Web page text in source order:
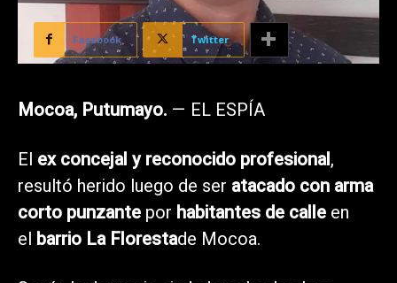
Facebook Twitter
Mocoa, Putumayo. — EL ESPÍA
El ex concejal y reconocido profesional,
resultó herido luego de ser atacado con arma
corto punzante por habitantes de calle en
el barrio La Florestade Mocoa.